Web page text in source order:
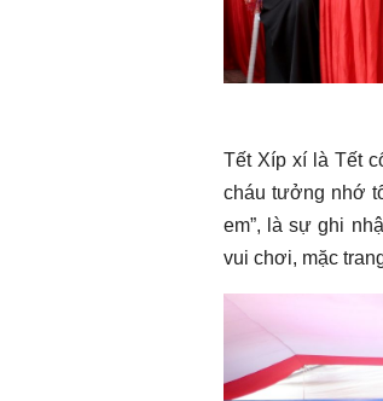
Tết Xíp xí là Tết
cháu tưởng nhớ
em”, là sự ghi
vui chơi, mặc